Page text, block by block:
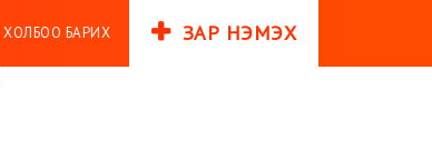
ХОЛБОО БАРИХ ЗАР НЭМЭХ